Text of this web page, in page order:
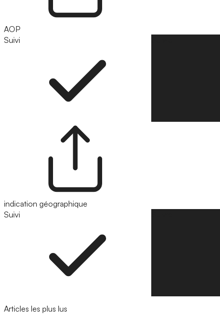
AOP
Suivi
indication géographique
Suivi
Articles les plus lus